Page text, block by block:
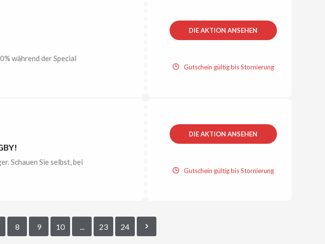
während der Special
DIE AKTION ANSEHEN
Gutschein gültig bis Stornierung
Schauen Sie selbst, bei
DIE AKTION ANSEHEN
Gutschein gültig bis Stornierung
8 9 10 23 24